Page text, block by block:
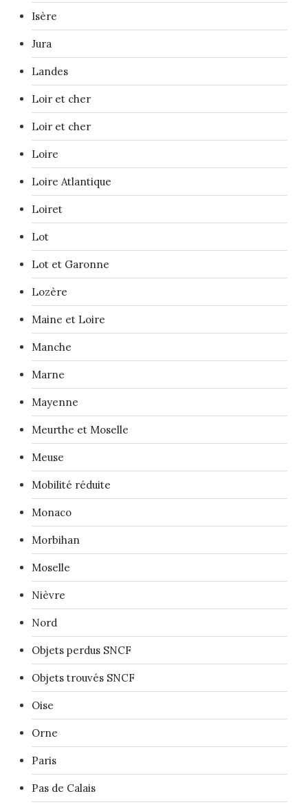
Isère
Jura
Landes
Loir et cher
Loir et cher
Loire
Loire Atlantique
Loiret
Lot
Lot et Garonne
Lozère
Maine et Loire
Manche
Marne
Mayenne
Meurthe et Moselle
Meuse
Mobilité réduite
Monaco
Morbihan
Moselle
Nièvre
Nord
Objets perdus SNCF
Objets trouvés SNCF
Oise
Orne
Paris
Pas de Calais